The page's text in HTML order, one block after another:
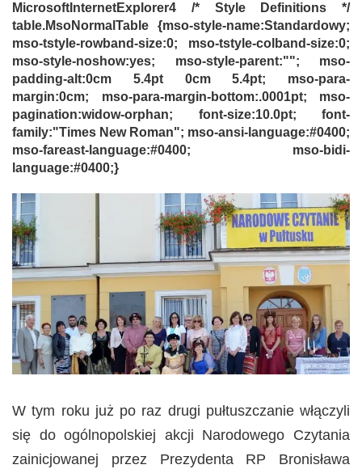
MicrosoftInternetExplorer4 /* Style Definitions */
table.MsoNormalTable {mso-style-name:Standardowy;
mso-tstyle-rowband-size:0; mso-tstyle-colband-size:0;
mso-style-noshow:yes; mso-style-parent:""; mso-
padding-alt:0cm 5.4pt 0cm 5.4pt; mso-para-
margin:0cm; mso-para-margin-bottom:.0001pt; mso-
pagination:widow-orphan; font-size:10.0pt; font-
family:"Times New Roman"; mso-ansi-language:#0400;
mso-fareast-language:#0400; mso-bidi-
language:#0400;}
W tym roku już po raz drugi pułtuszczanie włączyli
się do ogólnopolskiej akcji Narodowego Czytania
zainicjowanej przez Prezydenta RP Bronisława